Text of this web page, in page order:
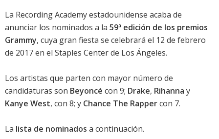
La Recording Academy estadounidense acaba de
anunciar los nominados a la 59ª edición de los premios
Grammy, cuya gran fiesta se celebrará el 12 de febrero
de 2017 en el Staples Center de Los Ángeles.
Los artistas que parten con mayor número de
candidaturas son Beyoncé con 9; Drake, Rihanna y
Kanye West, con 8; y Chance The Rappercon 7.
La lista de nominados a continuación.